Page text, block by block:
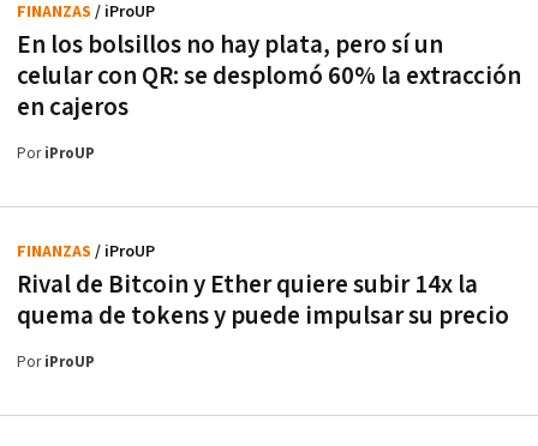
En los bolsillos no hay plata, pero sí un
celular con QR: se desplomó 60% la extracción
en cajeros
FINANZAS / iProUP
PoriProUP
Rival de Bitcoin y Ether quiere subir 14x la
quema de tokens y puede impulsar su precio
FINANZAS / iProUP
PoriProUP